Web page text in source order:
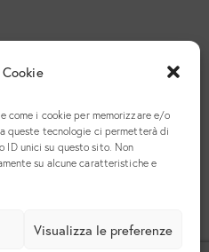
come i cookie per memorizzare e/o
queste tecnologie ci permetterà di
ID unici su questo sito. Non
su alcune caratteristiche e
Visualizza le preferenze